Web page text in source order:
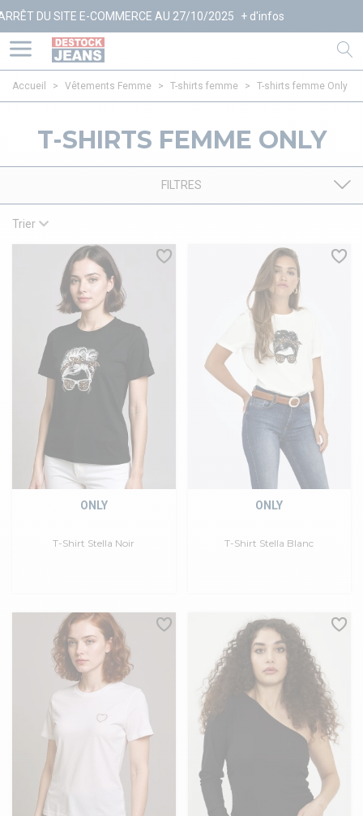
AU 27/10/2025 + d'infos
Accueil > Vêtements Femme > T-shirts femme > T-shirts femme Only
T-SHIRTS FEMME ONLY
FILTRES
Trier
T-Shirt Stella Noir
ONLY
T-Shirt Stella Blanc
ONLY